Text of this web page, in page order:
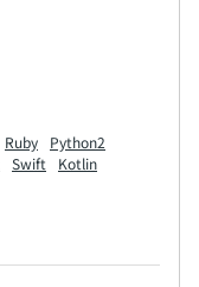
Ruby
Python2
Swift
Kotlin